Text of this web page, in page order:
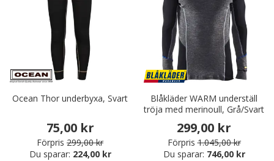
Ocean Thor underbyxa, Svart
75,00 kr
Förpris 299,00 kr
Du sparar: 224,00 kr
Blåkläder WARM underställ
tröja med merinoull, Grå/Svart
299,00 kr
Förpris 1.045,00 kr
Du sparar: 746,00 kr